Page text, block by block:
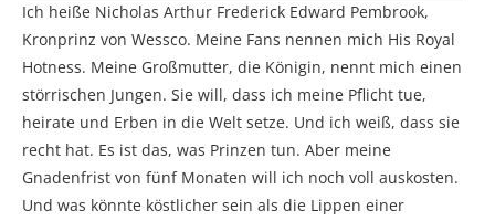
Ich heiße Nicholas Arthur Frederick Edward Pembrook,
Kronprinz von Wessco. Meine Fans nennen mich His Royal
Hotness. Meine Großmutter, die Königin, nennt mich einen
störrischen Jungen. Sie will, dass ich meine Pflicht tue,
heirate und Erben in die Welt setze. Und ich weiß, dass sie
recht hat. Es ist das, was Prinzen tun. Aber meine
Gnadenfrist von fünf Monaten will ich noch voll auskosten.
Und was könnte köstlicher sein als die Lippen einer